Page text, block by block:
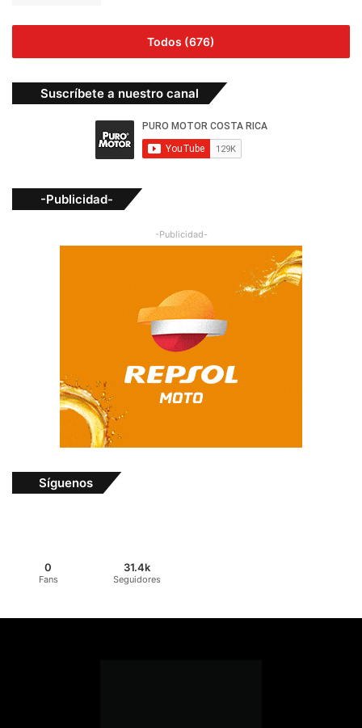
Todos (676)
Suscríbete a nuestro canal
-Publicidad-
-Publicidad-
Síguenos
0
Fans
31.4k
Seguidores